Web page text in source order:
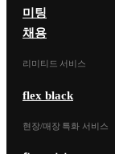
미팅
채용
리미티드 서비스
flex black
현장/매장 특화 서비스